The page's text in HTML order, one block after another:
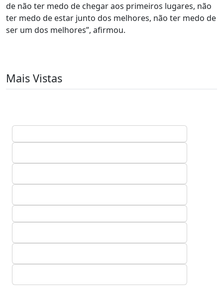
de não ter medo de chegar aos primeiros lugares, não
ter medo de estar junto dos melhores, não ter medo de
ser um dos melhores”, afirmou.
Mais Vistas